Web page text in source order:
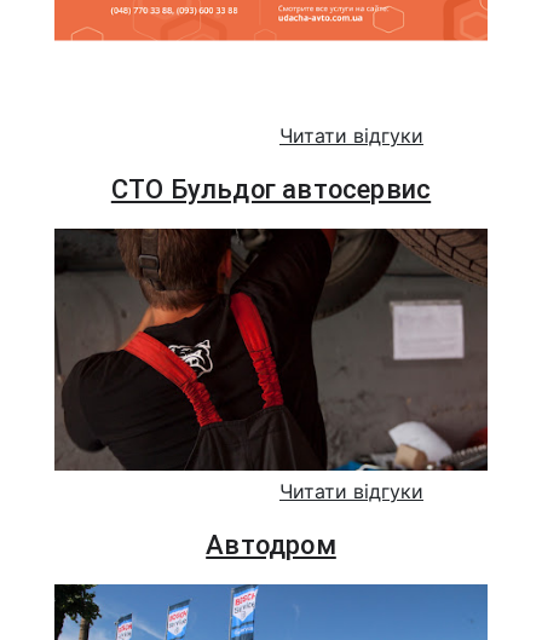
Читати відгуки
СТО Бульдог автосервис
Читати відгуки
Автодром